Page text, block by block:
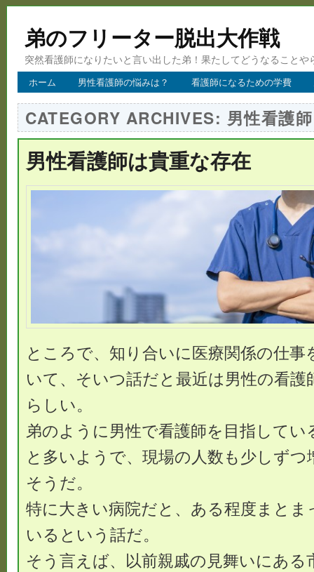
弟のフリーター脱出大作戦
突然看護師になりたいと言い出した弟！果たしてどうなることや
ホーム 男性看護師の悩みは？ 看護師になるための学費
CATEGORY ARCHIVES: 男性看護師
男性看護師は貴重な存在
ところで、知り合いに医療関係の仕
いて、そいつ話だと最近は男性の看
らしい。
弟のように男性で看護師を目指してい
と多いようで、現場の人数も少しず
そうだ。
特に大きい病院だと、ある程度まと
いるという話だ。
そう言えば、以前親戚の見舞いにある